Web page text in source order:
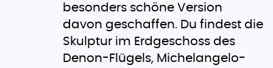
besonders schöne Version
davon geschaffen. Du findest die
Skulptur im Erdgeschoss des
Denon-Flügels, Michelangelo-